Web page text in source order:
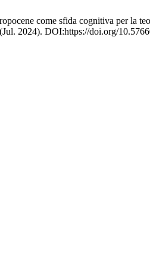
come sfida cognitiva per la
2024). DOI:https://doi.org/